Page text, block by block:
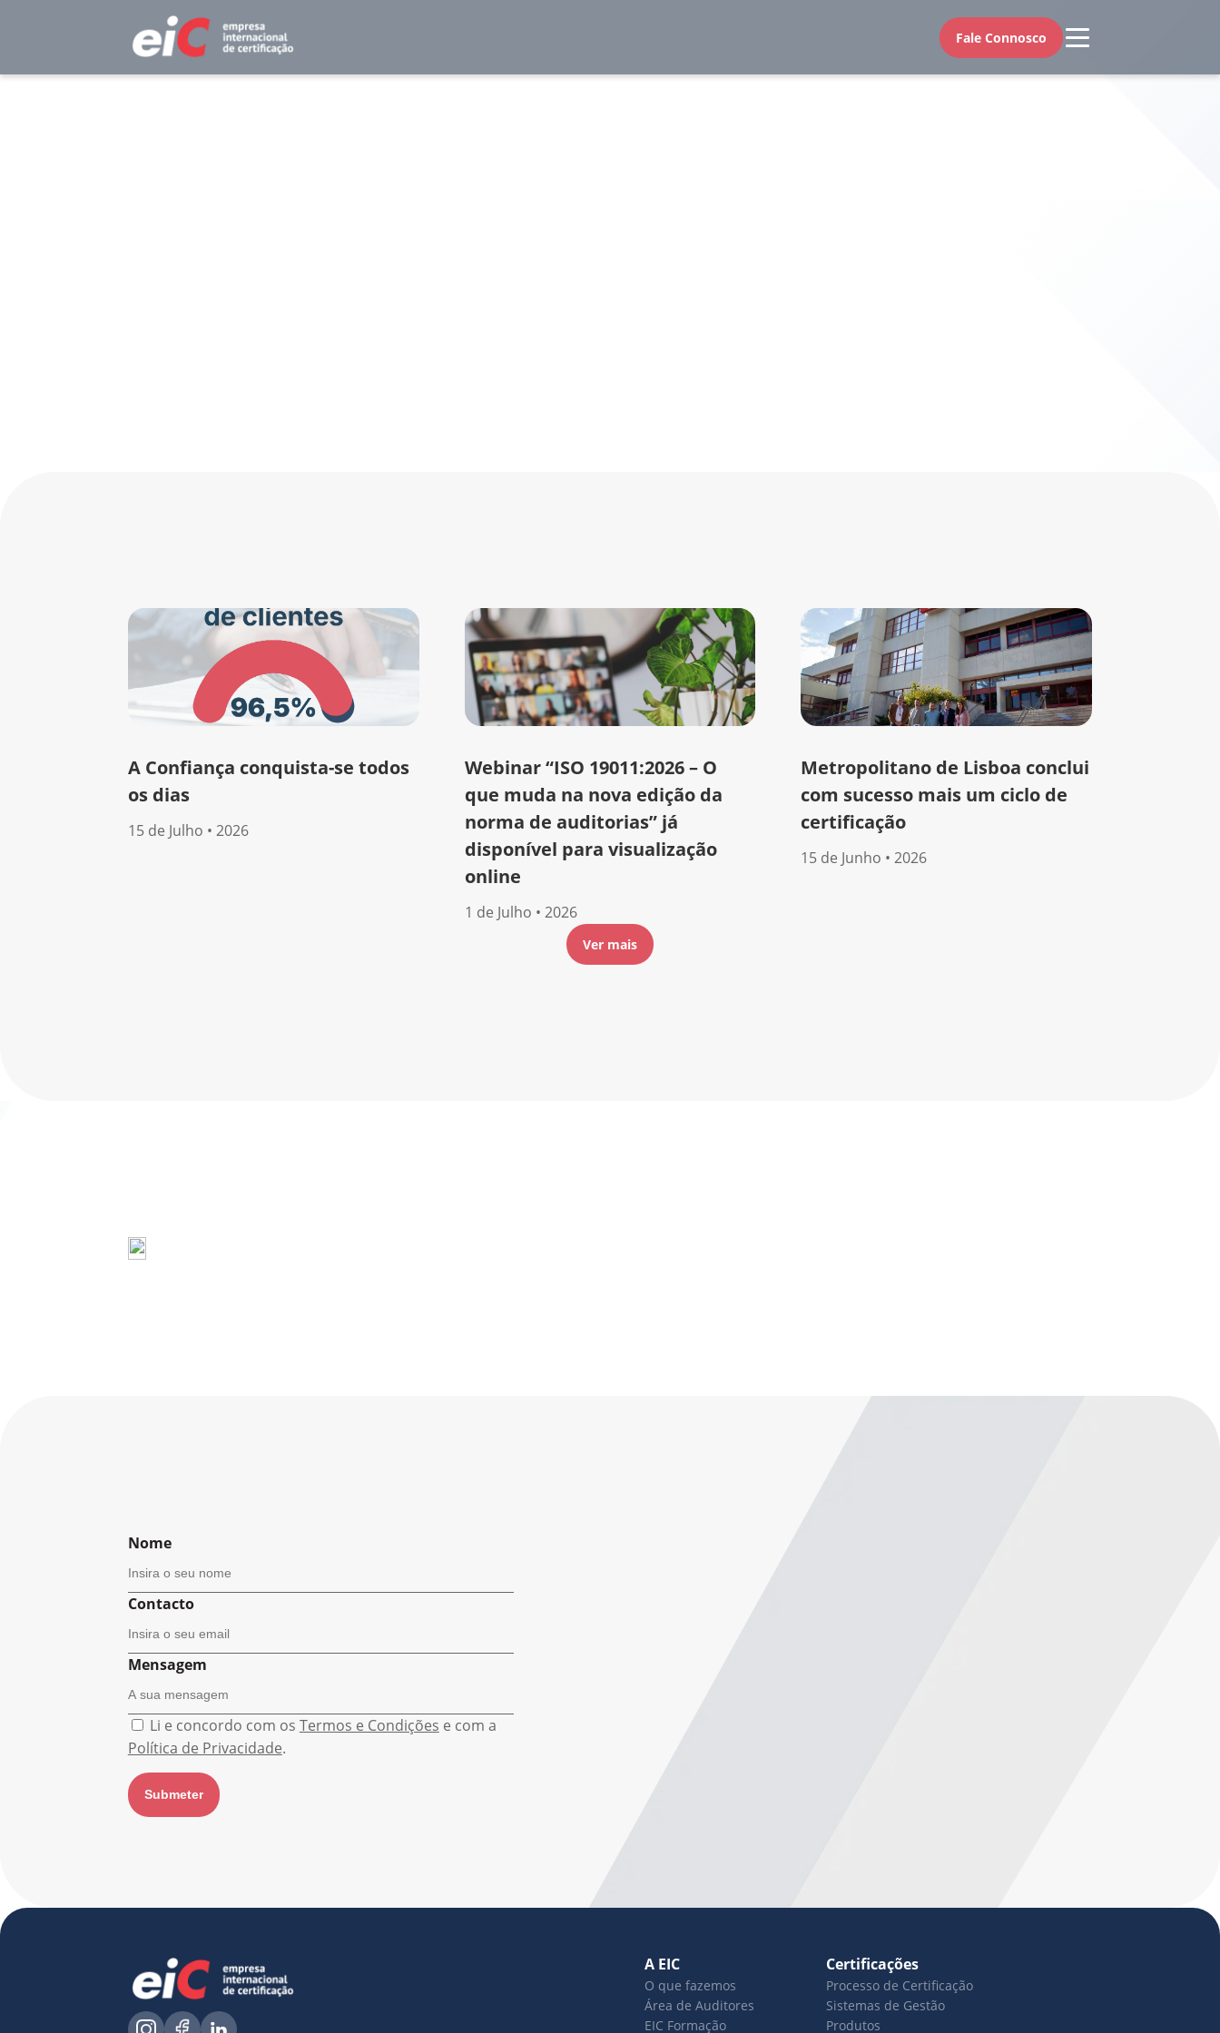
Fale Connosco
A Confiança conquista-se todos
os dias
15 de Julho • 2026
Webinar “ISO 19011:2026 – O
que muda na nova edição da
norma de auditorias” já
disponível para visualização
online
1 de Julho • 2026
Metropolitano de Lisboa conclui
com sucesso mais um ciclo de
certificação
15 de Junho • 2026
Ver mais
Nome
Contacto
Mensagem
Li e concordo com os Termos e Condições e com a
Política de Privacidade.
A EIC
O que fazemos
Área de Auditores
EIC Formação
Certificações
Processo de Certificação
Sistemas de Gestão
Produtos